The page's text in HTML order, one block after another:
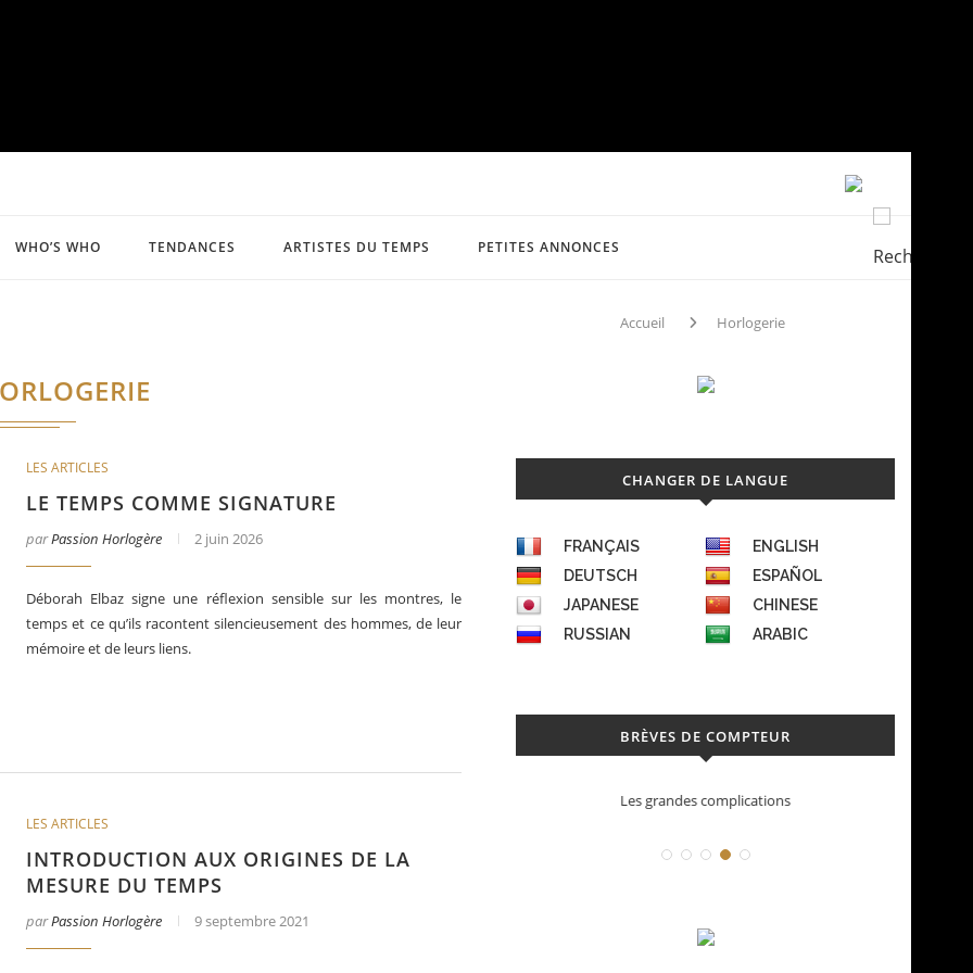
WHO’S WHO TENDANCES ARTISTES DU TEMPS PETITES ANNONCES
Accueil Horlogerie
LES ARTICLES
LE TEMPS COMME SIGNATURE
parPassion Horlogère 2 juin 2026
Déborah Elbaz signe une réflexion sensible sur les montres, le
temps et ce qu’ils racontent silencieusement des hommes, de leur
mémoire et de leurs liens.
LES ARTICLES
INTRODUCTION AUX ORIGINES DE LA
MESURE DU TEMPS
parPassion Horlogère 9 septembre 2021
CHANGER DE LANGUE
FRANÇAIS
ENGLISH
DEUTSCH
ESPAÑOL
JAPANESE
CHINESE
RUSSIAN
ARABIC
BRÈVES DE COMPTEUR
Déconstruction Parmigiani Fleurier